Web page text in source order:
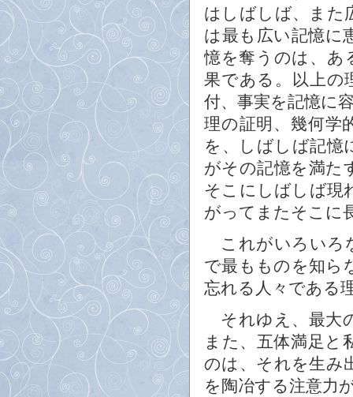
はしばしば、また
は最も広い記憶に
憶を奪うのは、あ
果である。以上の
付、事実を記憶に
理の証明、幾何学
を、しばしば記憶
がその記憶を満た
そこにしばしば現
がってまたそこに
これがいろいろ
で最もものを知ら
忘れる人々である
それゆえ、最大
また、五体満足と
のは、それを生み
を陶冶する注意力